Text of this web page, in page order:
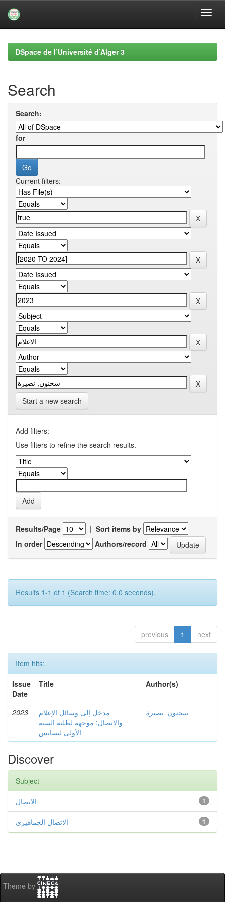
navigationDSpace de l’Université d’Alger 3
Search
Search:
for
Current filters:
Start a new search
Add filters:
Use filters to refine the search results.
Results/Page | Sort items by
In order
Authors/record
Results 1-1 of 1 (Search time: 0.0 seconds).
previous 1 next
Item hits:
Issue
Date
Title Author(s)
2023
مدخل إلى وسائل الإعلام
والاتصال: موجهة لطلبة السنة
الأولى ليسانس
سحنون, نصيرة
Discover
Subject
1 الاتصال
1 الاتصال الجماهيري
Theme by